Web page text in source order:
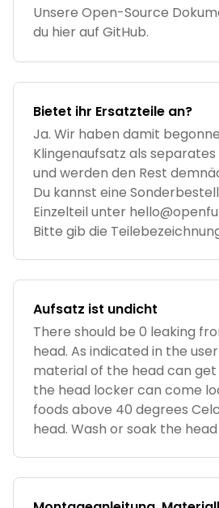
Unsere Open-Source
du hier auf GitHub.
Bietet ihr Ersatzteile an?
Ja. Wir haben damit
Klingenaufsatz als
und werden den Rest
Du kannst eine
Einzelteil unter
Bitte gib die
Aufsatz ist undicht
There should be 0 leaking
head. As indicated in the
material of the head can get
the head locker can come
foods above 40 degrees
head. Wash or soak the head